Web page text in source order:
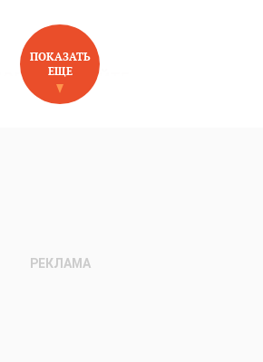
НОВОЕ НА САЙТЕ
ПОКАЗАТЬ
ЕЩЕ